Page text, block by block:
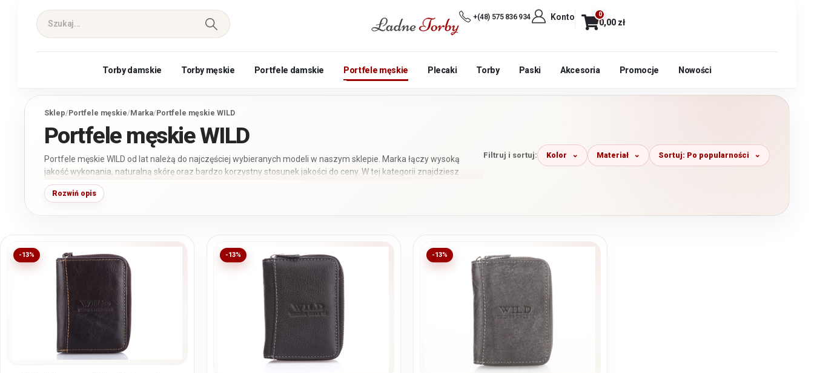
+(48) 575 836 934 Konto 0
0,00 zł
Torby damskie Torby męskie Portfele damskie Portfele męskie Plecaki Torby Paski Akcesoria Promocje Nowości
Sklep/Portfele męskie/Marka/Portfele męskie WILD
Portfele męskie WILD
Portfele męskie WILD od lat należą do najczęściej wybieranych modeli w naszym sklepie. Marka łączy wysoką
jakość wykonania, naturalną skórę oraz bardzo korzystny stosunek jakości do ceny. W tej kategorii znajdziesz
portfele małe, średnie i duże, pionowe i poziome, bifold oraz trifold, z ochroną RFID, bilonówką lub bez niej.
Produkty prezentowane na początku listy należą do modeli najczęściej wybieranych przez naszych klientów,
Rozwiń opis
Filtruj i sortuj: Kolor Materiał Sortuj: Po popularności
-13% -13% -13%